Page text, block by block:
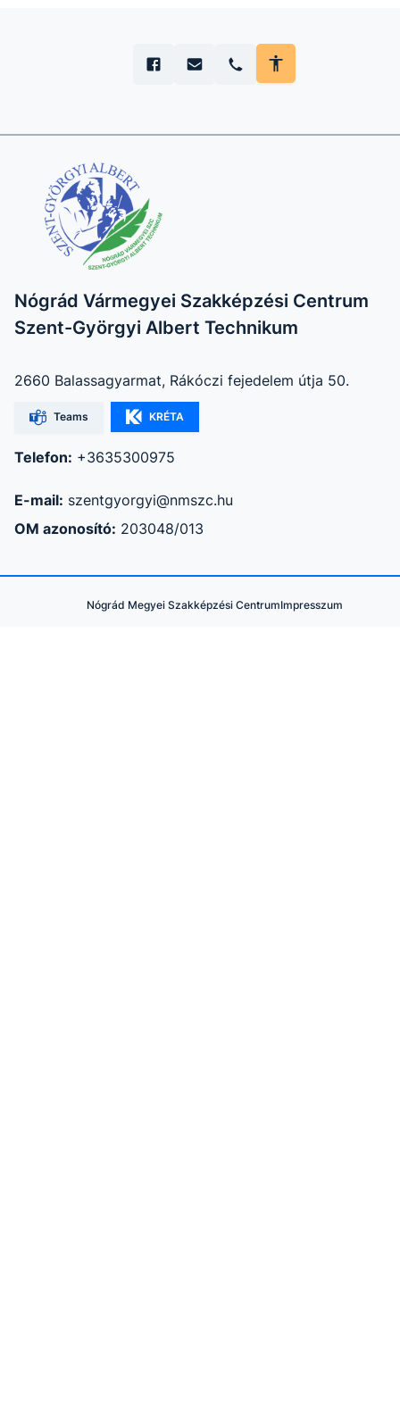
Nógrád Vármegyei Szakképzési Centrum
Szent-Györgyi Albert Technikum
2660 Balassagyarmat, Rákóczi fejedelem útja 50.
Teams KRÉTA
Telefon: +3635300975
E-mail: szentgyorgyi@nmszc.hu
OM azonosító: 203048/013
Nógrád Megyei Szakképzési CentrumImpresszum